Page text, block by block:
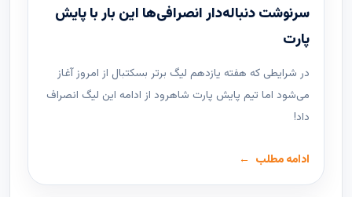
سرنوشت دنباله‌دار انصرافی‌ها این بار با پایش
پارت
در شرایطی که هفته یازدهم لیگ ‌برتر بسکتبال از امروز آغاز
می‌شود اما تیم پایش پارت شاهرود از ادامه این لیگ انصراف
داد!
ادامه مطلب